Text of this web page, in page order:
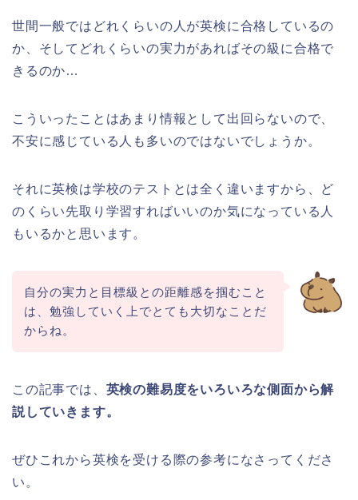
世間一般ではどれくらいの人が英検に合格しているの
か、そしてどれくらいの実力があればその級に合格で
きるのか…
こういったことはあまり情報として出回らないので、
不安に感じている人も多いのではないでしょうか。
それに英検は学校のテストとは全く違いますから、ど
のくらい先取り学習すればいいのか気になっている人
もいるかと思います。
自分の実力と目標級との距離感を掴むこと
は、勉強していく上でとても大切なことだ
からね。
この記事では、 英検の難易度をいろいろな側面から解
説していきます。
ぜひこれから英検を受ける際の参考になさってくださ
い。